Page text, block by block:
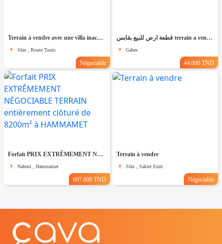
Terrain à vendre avec une villa inachevée de deux étages séparés
Sfax , Route Tunis
Négociable
قطعة ارض للبيع بقابس terrain a vendre
Gabes
44.000 TND
Forfait PRIX EXTRÊMEMENT NÉGOCIABLE TERRAIN entièrement clôturé de 8200m² à HAMMAMET
Nabeul , Hammamet
697.000 TND
Terrain à vendre
Sfax , Sakiet Ezzit
Négociable